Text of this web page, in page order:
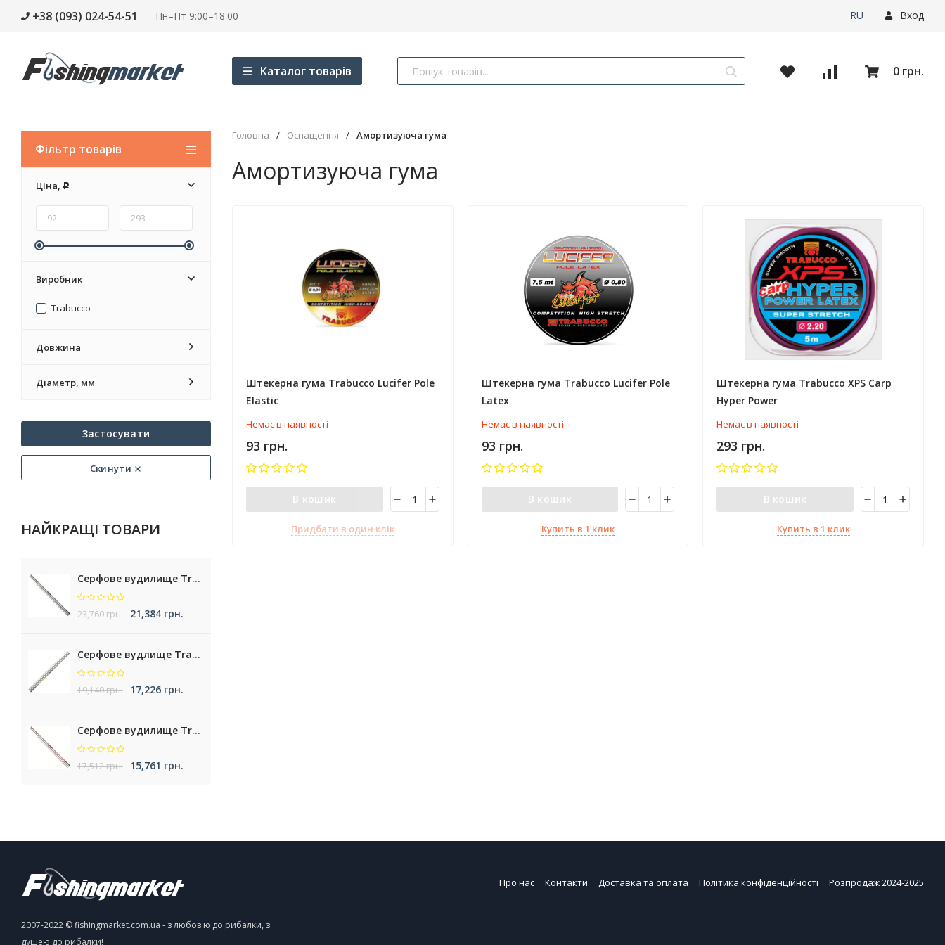
+38 (093) 024-54-51 Пн–Пт 9:00–18:00 RU Вход
Каталог товарів 0 грн.
Фільтр товарів
Ціна, Р
Виробник
Trabucco
Довжина
Діаметр, мм
Застосувати
Скинути
НАЙКРАЩІ ТОВАРИ
Серфове вудилище Trabucco Cassiopea NXT Surf
23,760 грн. 21,384 грн.
Серфове вудлище Trabucco Nemesea XT Surf
19,140 грн. 17,226 грн.
Серфове вудилище Trabucco Krypteria XR Surf
17,512 грн. 15,761 грн.
Головна / Оснащення / Амортизуюча гума
Амортизуюча гума
Штекерна гума Trabucco Lucifer Pole
Elastic
Немає в наявності
93 грн.
В кошик
Придбати в один клік
Штекерна гума Trabucco Lucifer Pole
Latex
Немає в наявності
93 грн.
В кошик
Купить в 1 клик
Штекерна гума Trabucco XPS Carp
Hyper Power
Немає в наявності
293 грн.
В кошик
Купить в 1 клик
2007-2022 © fishingmarket.com.ua - з любов'ю до рибалки, з
душею до рибалки!
Про нас Контакти Доставка та оплата Політика конфіденційності Розпродаж 2024-2025